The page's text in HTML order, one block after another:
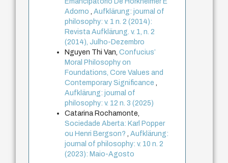
Adorno
,Aufklärung: journal of
philosophy: v. 1 n. 2 (2014):
Revista Aufklärung. v. 1, n. 2
(2014), Julho-Dezembro
Nguyen Thi Van,Confucius’
Moral Philosophy on
Foundations, Core Values and
Contemporary Significance
Aufklärung: journal of
philosophy: v. 12 n. 3 (2025)
Catarina Rochamonte,
Sociedade Aberta: Karl Popper
ou Henri Bergson?
,Aufklärung:
journal of philosophy: v. 10 n. 2
(2023): Maio-Agosto